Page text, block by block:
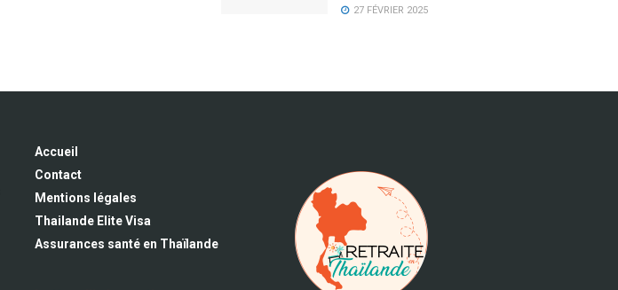
27 FÉVRIER 2025
Accueil
Contact
Mentions légales
Thailande Elite Visa
Assurances santé en Thaïlande